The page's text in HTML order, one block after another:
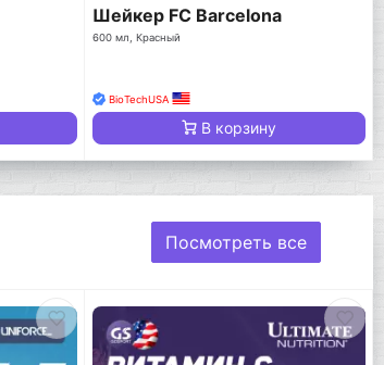
Шейкер FC Barcelona
600 мл, Красный
BioTechUSA
В корзину
Посмотреть все